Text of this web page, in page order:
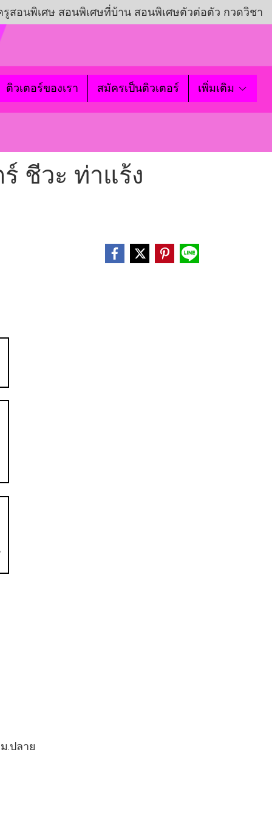
รูสอนพิเศษ สอนพิเศษที่บ้าน สอนพิเศษตัวต่อตัว กวดวิชา
ติวเตอร์ของเรา สมัครเป็นติวเตอร์ เพิ่มเติม
ชีวะ ท่าแร้ง
.ปลาย